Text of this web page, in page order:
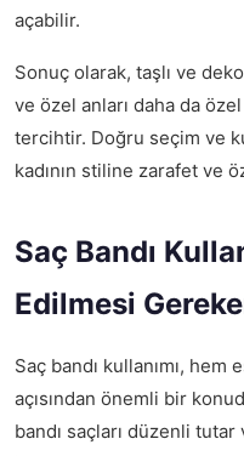
açabilir.
Sonuç olarak, taşlı ve
ve özel anları daha da
tercihtir. Doğru seçim ve
kadının stiline zarafet ve
Saç Bandı
Edilmesi
Saç bandı kullanımı, hem
açısından önemli bir
bandı saçları düzenli tutar